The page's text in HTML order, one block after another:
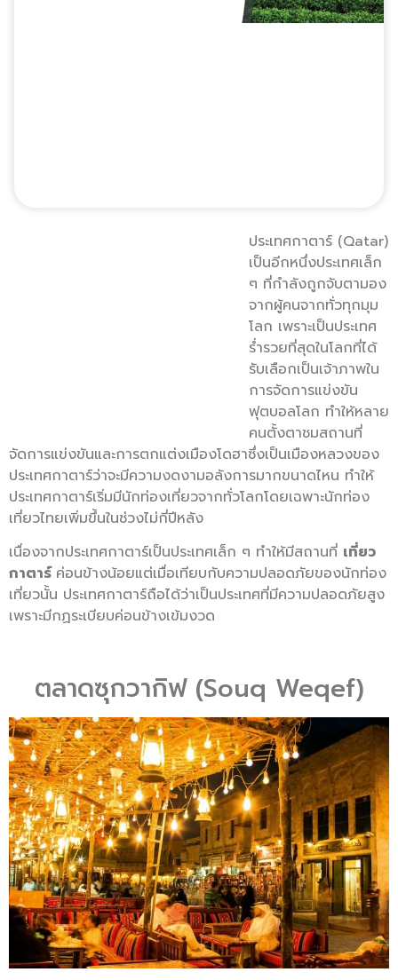
ประเทศกาตาร์ (Qatar)
เป็นอีกหนึ่งประเทศเล็ก
ๆ ที่กำลังถูกจับตามอง
จากผู้คนจากทั่วทุกมุม
โลก เพราะเป็นประเทศ
ร่ำรวยที่สุดในโลกที่ได้
รับเลือกเป็นเจ้าภาพใน
การจัดการแข่งขัน
ฟุตบอลโลก ทำให้หลาย
คนตั้งตาชมสถานที่
จัดการแข่งขันและการตกแต่งเมืองโดฮาซึ่งเป็นเมืองหลวงของ
ประเทศกาตาร์ว่าจะมีความงดงามอลังการมากขนาดไหน ทำให้
ประเทศกาตาร์เริ่มมีนักท่องเที่ยวจากทั่วโลกโดยเฉพาะนักท่อง
เที่ยวไทยเพิ่มขึ้นในช่วงไม่กี่ปีหลัง
เนื่องจากประเทศกาตาร์เป็นประเทศเล็ก ๆ ทำให้มีสถานที่ เที่ยว
กาตาร์ ค่อนข้างน้อยแต่เมื่อเทียบกับความปลอดภัยของนักท่อง
เที่ยวนั้น ประเทศกาตาร์ถือได้ว่าเป็นประเทศที่มีความปลอดภัยสูง
เพราะมีกฏระเบียบค่อนข้างเข้มงวด
ตลาดซุกวากิฟ (Souq Weqef)